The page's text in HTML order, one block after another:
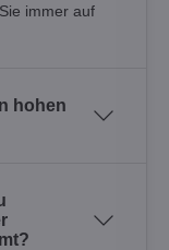
immer auf
hohen